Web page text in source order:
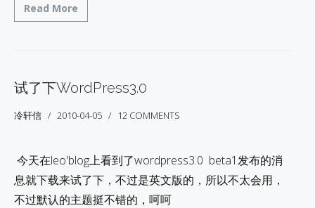
Read More
试了下WordPress3.0
冷轩信 2010-04-05 12 COMMENTS
今天在leo'blog上看到了wordpress3.0 beta1发布的消
息就下载来试了下，不过是英文版的，所以不太会用，
不过默认的主题挺不错的，呵呵